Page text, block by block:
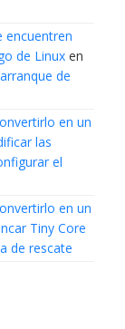
encuentren
de Linuxen
de
en un
las
el
en un
Tiny Core
de rescate